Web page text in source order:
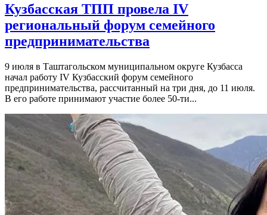
Кузбасская ТПП провела IV
региональный форум семейного
предпринимательства
9 июля в Таштагольском муниципальном округе Кузбасса
начал работу IV Кузбасский форум семейного
предпринимательства, рассчитанный на три дня, до 11 июля.
В его работе принимают участие более 50-ти...